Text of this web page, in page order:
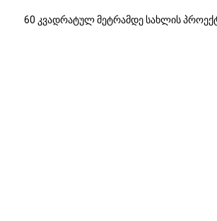
60 კვადრატულ მეტრამდე სახლის